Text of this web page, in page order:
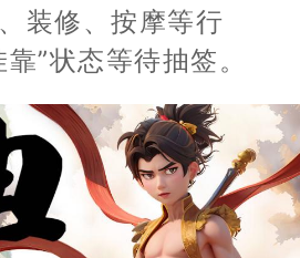
装修、按摩等行
”状态等待抽签。